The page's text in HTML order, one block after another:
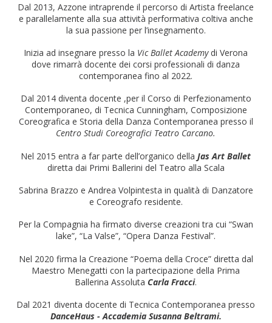
Dal 2013, Azzone intraprende il percorso di Artista freelance
e parallelamente alla sua attività performativa coltiva anche
la sua passione per l’insegnamento.
Inizia ad insegnare presso la Vic Ballet Academydi Verona
dove rimarrà docente dei corsi professionali di danza
contemporanea fino al 2022.
Dal 2014 diventa docente ,per il Corso di Perfezionamento
Contemporaneo, di Tecnica Cunningham, Composizione
Coreografica e Storia della Danza Contemporanea presso il
Centro Studi Coreografici Teatro Carcano.
Nel 2015 entra a far parte dell’organico dellaJas Art Ballet
diretta dai Primi Ballerini del Teatro alla Scala
Sabrina Brazzo e Andrea Volpintesta in qualità di Danzatore
e Coreografo residente.
Per la Compagnia ha firmato diverse creazioni tra cui “Swan
lake”, “La Valse”, “Opera Danza Festival”.
Nel 2020 firma la Creazione “Poema della Croce” diretta dal
Maestro Menegatti con la partecipazione della Prima
Ballerina AssolutaCarla Fracci.
Dal 2021 diventa docente di Tecnica Contemporanea presso
DanceHaus - Accademia Susanna Beltrami.